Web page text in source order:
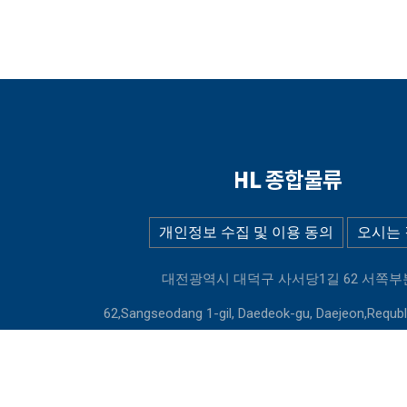
개인정보 수집 및 이용 동의 오시는
대전광역시 대덕구 사서당1길 62 서쪽부
62,Sangseodang 1-gil, Daedeok-gu,